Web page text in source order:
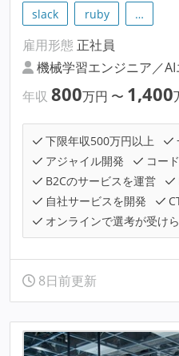
slack
ruby …
雇用形態 正社員
機械学習エンジニア／
年収 800万円 〜 1,400
下限年収500万円以上
アジャイル開発
コー
B2Cのサービスを運営
自社サービスを開発
オンラインで選考が受け
8日前更新